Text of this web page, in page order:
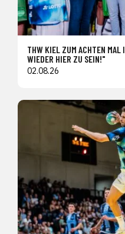
THW KIEL ZUM ACHTEN MAL
WIEDER HIER ZU SEIN!"
02.08.26